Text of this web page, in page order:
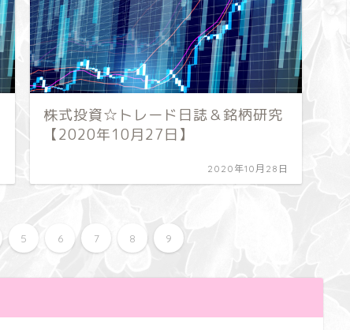
株式投資☆トレード日誌＆銘柄研究
【2020年10月27日】
2020年10月28日
5 6 7 8 9